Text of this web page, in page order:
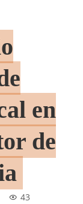
en
de
43